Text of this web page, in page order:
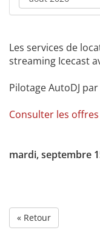
Les services de
streaming Icecast
Pilotage AutoDJ
Consulter les offres
mardi, septembre
« Retour